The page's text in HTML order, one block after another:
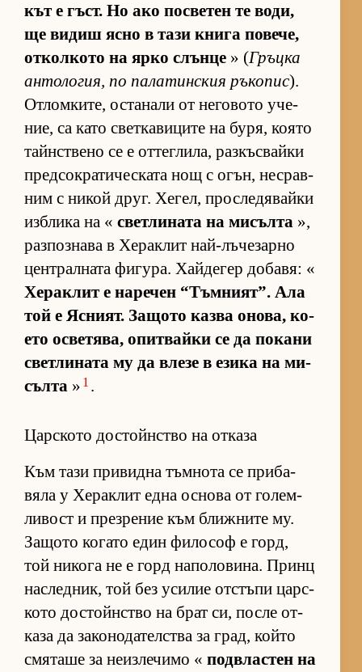
кът е гъст. Но ако пос­ве­тен те во­ди,
ще ви­диш ясно в тази книга по­ве­че,
от­кол­кото на ярко слънце » (Гръцка
ан­то­ло­гия, по па­ла­тин­с­кия ръ­ко­пис).
От­лом­ки­те, ос­та­нали от не­го­вото уче­
ние, са като свет­ка­ви­ците на бу­ря, ко­ято
тайн­с­т­вено се е от­тег­ли­ла, раз­къс­вайки
пред­сок­ра­ти­чес­ката нощ с огън, нес­рав­
ним с ни­кой друг. Хе­гел, прос­ле­дя­вайки
из­б­лика на « свет­ли­ната на ми­сълта »,
раз­поз­нава в Хе­рак­лит най-лъ­че­зарно
цен­т­рал­ната фи­гу­ра. Хай­де­гер до­ба­вя: «
Хе­рак­лит е на­ре­чен “Тъм­ни­ят”. Ала
той е Яс­ни­ят. За­щото казва оно­ва, ко­
ето ос­ве­тя­ва, опит­вайки се да по­кани
свет­ли­ната му да влезе в езика на ми­
сълта » 1 .
Царското достойнство на отказа
Към тази при­видна тъм­нота се при­ба­
вяла у Хе­рак­лит една ос­нова от го­лем­
ли­вост и през­ре­ние към ближ­ните му.
За­щото ко­гато един фи­ло­соф е горд,
той ни­кога не е горд на­по­ло­ви­на. Принц
нас­лед­ник, той без уси­лие от­с­тъпи цар­с­
кото дос­тойн­с­тво на брат си, после от­
каза да за­ко­но­да­тел­с­тва за град, който
смя­таше за не­из­ле­чимо « под­в­лас­тен на